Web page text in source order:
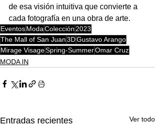
de esa visión intuitiva que convierte a
cada fotografía en una obra de arte.
EventosModaColección2023
The Mall of San Juan3DGustavo Arango
Mirage VisageSpring-SummerOmar Cruz
MODA IN
Entradas recientes Ver todo